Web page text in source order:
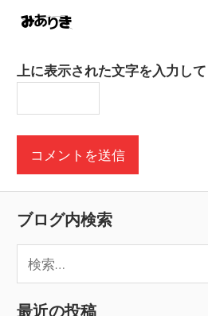
上に表示された文字を入力して
ブログ内検索
検
索
:
最近の投稿